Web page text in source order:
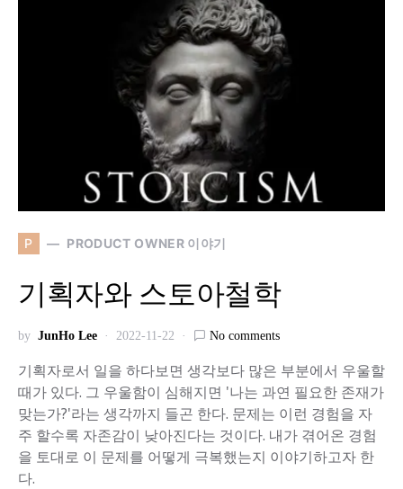
P PRODUCT OWNER 이야기
기획자와 스토아철학
by JunHo Lee 2022-11-22 No comments
기획자로서 일을 하다보면 생각보다 많은 부분에서 우울할
때가 있다. 그 우울함이 심해지면 '나는 과연 필요한 존재가
맞는가?'라는 생각까지 들곤 한다. 문제는 이런 경험을 자
주 할수록 자존감이 낮아진다는 것이다. 내가 겪어온 경험
을 토대로 이 문제를 어떻게 극복했는지 이야기하고자 한
다.